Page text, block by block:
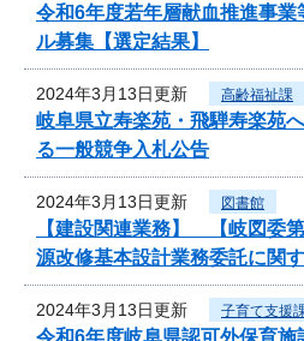
令和6年度若年層献血推進事
ル募集【選定結果】
2024年3月13日更新 高齢福祉課
岐阜県立寿楽苑・飛騨寿楽苑
る一般競争入札公告
2024年3月13日更新 図書館
【建設関連業務】 【岐図委
源改修基本設計業務委託に関
2024年3月13日更新 子育て支援
令和6年度岐阜県認可外保育